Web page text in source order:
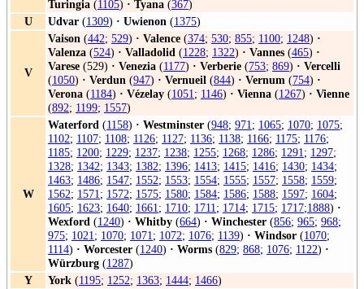
Turingia (1105) · Tyana (367)
U
Udvar (1309) · Uwienon (1375)
V
Vaison (442; 529) · Valence (374; 530; 855; 1100; 1248) ·
Valenza (524) · Valladolid (1228; 1322) · Vannes (465) ·
Varese (529) · Venezia (1177) · Verberie (753; 869) · Vercelli
(1050) · Verdun (947) · Vernueil (844) · Vernum (754) ·
Verona (1184) · Vézelay (1051; 1146) · Vienna (1267) · Vienne
(892; 1199; 1557)
W
Waterford (1158) · Westminster (948; 971; 1065; 1070; 1075;
1102; 1107; 1108; 1126; 1127; 1136; 1138; 1166; 1175; 1176;
1185; 1200; 1229; 1237; 1238; 1255; 1268; 1286; 1291; 1297;
1328; 1342; 1343; 1382; 1396; 1413; 1415; 1416; 1430; 1434;
1463; 1486; 1547; 1552; 1553; 1554; 1555; 1557; 1558; 1559;
1562; 1571; 1572; 1575; 1580; 1584; 1586; 1588; 1597; 1604;
1605; 1623; 1640; 1661; 1710; 1711; 1714; 1715; 1717;1888) ·
Wexford (1240) · Whitby (664) · Winchester (856; 965; 968;
975; 1021; 1070; 1071; 1072; 1076; 1139) · Windsor (1070;
1114) · Worcester (1240) · Worms (829; 868; 1076; 1122) ·
Würzburg (1287)
Y
York (1195; 1252; 1363; 1444; 1466)